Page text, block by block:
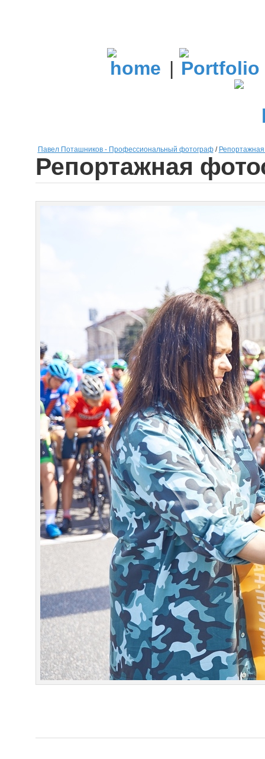
|
Павел Поташников - Профессиональный фотограф/
Репортажная